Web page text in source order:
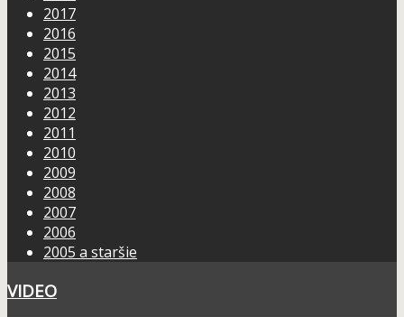
2017
2016
2015
2014
2013
2012
2011
2010
2009
2008
2007
2006
2005 a staršie
VIDEO